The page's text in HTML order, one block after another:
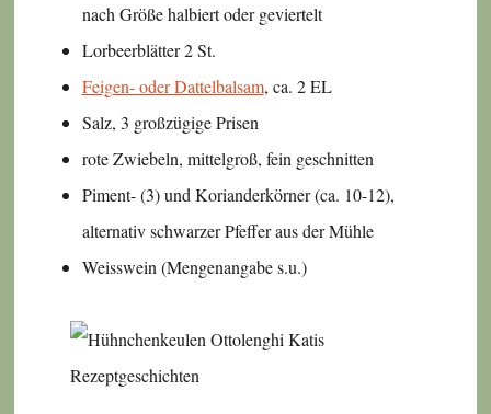
nach Größe halbiert oder geviertelt
Lorbeerblätter 2 St.
Feigen- oder Dattelbalsam, ca. 2 EL
Salz, 3 großzügige Prisen
rote Zwiebeln, mittelgroß, fein geschnitten
Piment- (3) und Korianderkörner (ca. 10-12),
alternativ schwarzer Pfeffer aus der Mühle
Weisswein (Mengenangabe s.u.)